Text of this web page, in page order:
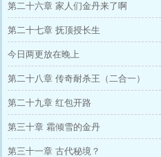
第二十六章 家人们金丹来了啊
第二十七章 抚顶授长生
今日两更放在晚上
第二十八章 传奇耐杀王（二合一）
第二十九章 红包开路
第三十章 霜倾雪的金丹
第三十一章 古代秘境？